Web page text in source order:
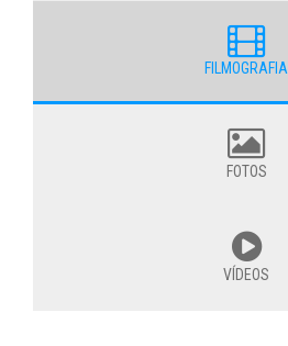
FILMOGRAFIA
FOTOS
VÍDEOS